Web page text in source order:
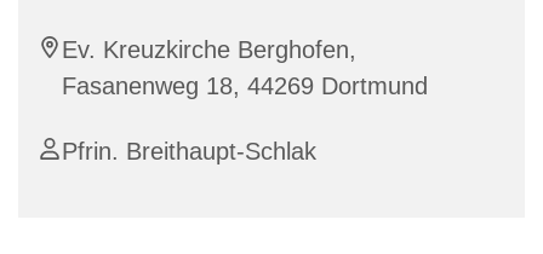
Ev. Kreuzkirche Berghofen,
Fasanenweg 18, 44269 Dortmund
Pfrin. Breithaupt-Schlak